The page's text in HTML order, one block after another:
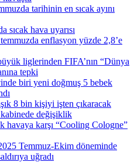
tarihinin en sıcak ayını
sıcak hava uyarısı
enflasyon yüzde 2,8’e
liglerinden FIFA’nın “Dünya
tepki
biri yeni doğmuş 5 bebek
8 bin kişiyi işten çıkaracak
değişiklik
havaya karşı “Cooling Cologne”
Temmuz-Ekim döneminde
uğradı